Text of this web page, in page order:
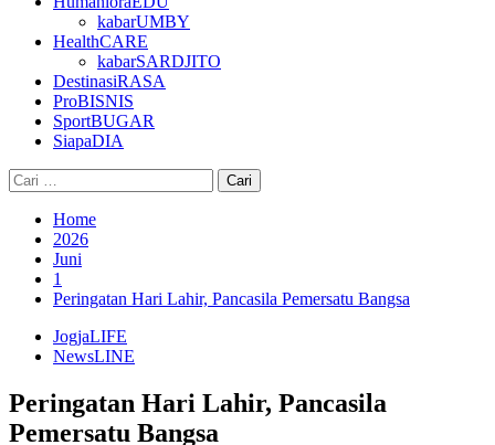
kabarUMBY
HealthCARE
kabarSARDJITO
DestinasiRASA
ProBISNIS
SportBUGAR
SiapaDIA
Cari
untuk:
Home
2026
Juni
1
Peringatan Hari Lahir, Pancasila Pemersatu Bangsa
JogjaLIFE
NewsLINE
Peringatan Hari Lahir, Pancasila
Pemersatu Bangsa